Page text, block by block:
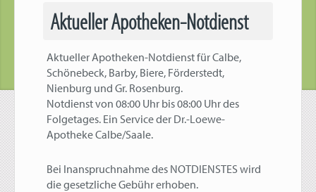
Aktueller Apotheken-Notdienst
Aktueller Apotheken-Notdienst für Calbe,
Schönebeck, Barby, Biere, Förderstedt,
Nienburg und Gr. Rosenburg.
Notdienst von 08:00 Uhr bis 08:00 Uhr des
Folgetages. Ein Service der Dr.-Loewe-
Apotheke Calbe/Saale.
Bei Inanspruchnahme des NOTDIENSTES wird
die gesetzliche Gebühr erhoben.